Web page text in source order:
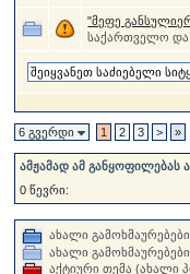
"მეფე
საქართველო და
6 გვერდი 1 2 3 > »
ამჟამად ამ განყოფილებას
0 წევრი:
ახალი გამოხმაურებები
ახალი
აქტიური თემა (ახალი